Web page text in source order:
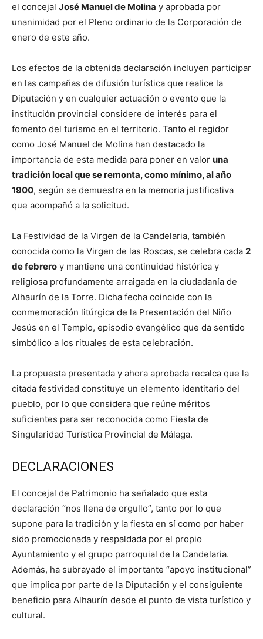
el concejal José Manuel de Molina y aprobada por
unanimidad por el Pleno ordinario de la Corporación de
enero de este año.
Los efectos de la obtenida declaración incluyen participar
en las campañas de difusión turística que realice la
Diputación y en cualquier actuación o evento que la
institución provincial considere de interés para el
fomento del turismo en el territorio. Tanto el regidor
como José Manuel de Molina han destacado la
importancia de esta medida para poner en valor una
tradición local que se remonta, como mínimo, al año
1900, según se demuestra en la memoria justificativa
que acompañó a la solicitud.
La Festividad de la Virgen de la Candelaria, también
conocida como la Virgen de las Roscas, se celebra cada 2
de febrero y mantiene una continuidad histórica y
religiosa profundamente arraigada en la ciudadanía de
Alhaurín de la Torre. Dicha fecha coincide con la
conmemoración litúrgica de la Presentación del Niño
Jesús en el Templo, episodio evangélico que da sentido
simbólico a los rituales de esta celebración.
La propuesta presentada y ahora aprobada recalca que la
citada festividad constituye un elemento identitario del
pueblo, por lo que considera que reúne méritos
suficientes para ser reconocida como Fiesta de
Singularidad Turística Provincial de Málaga.
DECLARACIONES
El concejal de Patrimonio ha señalado que esta
declaración “nos llena de orgullo”, tanto por lo que
supone para la tradición y la fiesta en sí como por haber
sido promocionada y respaldada por el propio
Ayuntamiento y el grupo parroquial de la Candelaria.
Además, ha subrayado el importante “apoyo institucional”
que implica por parte de la Diputación y el consiguiente
beneficio para Alhaurín desde el punto de vista turístico y
cultural.